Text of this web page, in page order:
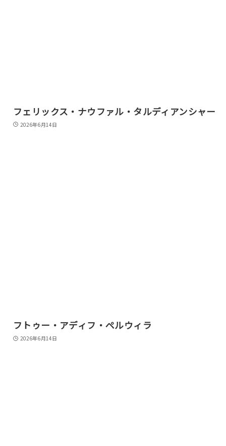
フェリックス・ナウファル・タルディアンシャー
2026年6月14日
フトゥー・アディフ・ペルウィラ
2026年6月14日